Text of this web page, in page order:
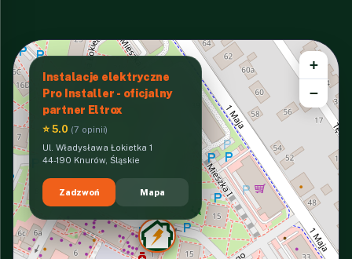
Instalacje elektryczne
Pro Installer - oficjalny
partner Eltrox
⭐ 5.0 (7 opinii)
Ul. Władysława Łokietka 1
44-190 Knurów, Śląskie
Zadzwoń Mapa
+
−